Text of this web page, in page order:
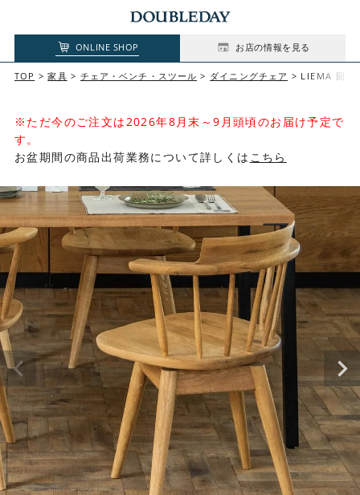
ONLINE SHOP お店の情報を見る
TOP 家具 チェア・ベンチ・スツール ダイニングチェア LIEMA 回転
※ただ今のご注文は2026年8月末～9月頭頃のお届け予定で
す。
お盆期間の商品出荷業務について詳しくは こちら